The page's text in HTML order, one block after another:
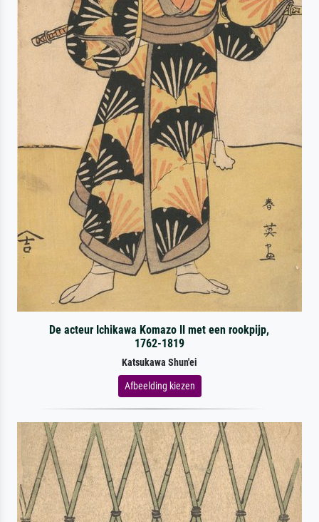
De acteur Ichikawa Komazo II met een rookpijp,
1762-1819
Katsukawa Shun'ei
Afbeelding kiezen